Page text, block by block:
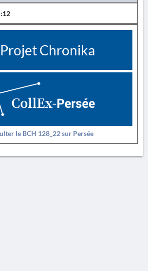
Projet Chronika
le BCH 128_22 sur Persée